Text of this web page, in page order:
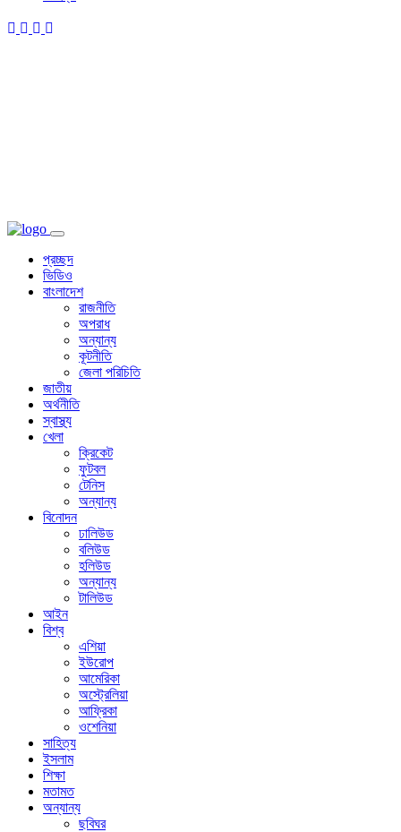
প্রচ্ছদ
ভিডিও
বাংলাদেশ
রাজনীতি
অপরাধ
অন্যান্য
কূটনীতি
জেলা পরিচিতি
জাতীয়
অর্থনীতি
স্বাস্থ্য
খেলা
ক্রিকেট
ফুটবল
টেনিস
অন্যান্য
বিনোদন
ঢালিউড
বলিউড
হলিউড
অন্যান্য
টালিউড
আইন
বিশ্ব
এশিয়া
ইউরোপ
আমেরিকা
অস্ট্রেলিয়া
আফ্রিকা
ওশেনিয়া
সাহিত্য
ইসলাম
শিক্ষা
মতামত
অন্যান্য
ছবিঘর